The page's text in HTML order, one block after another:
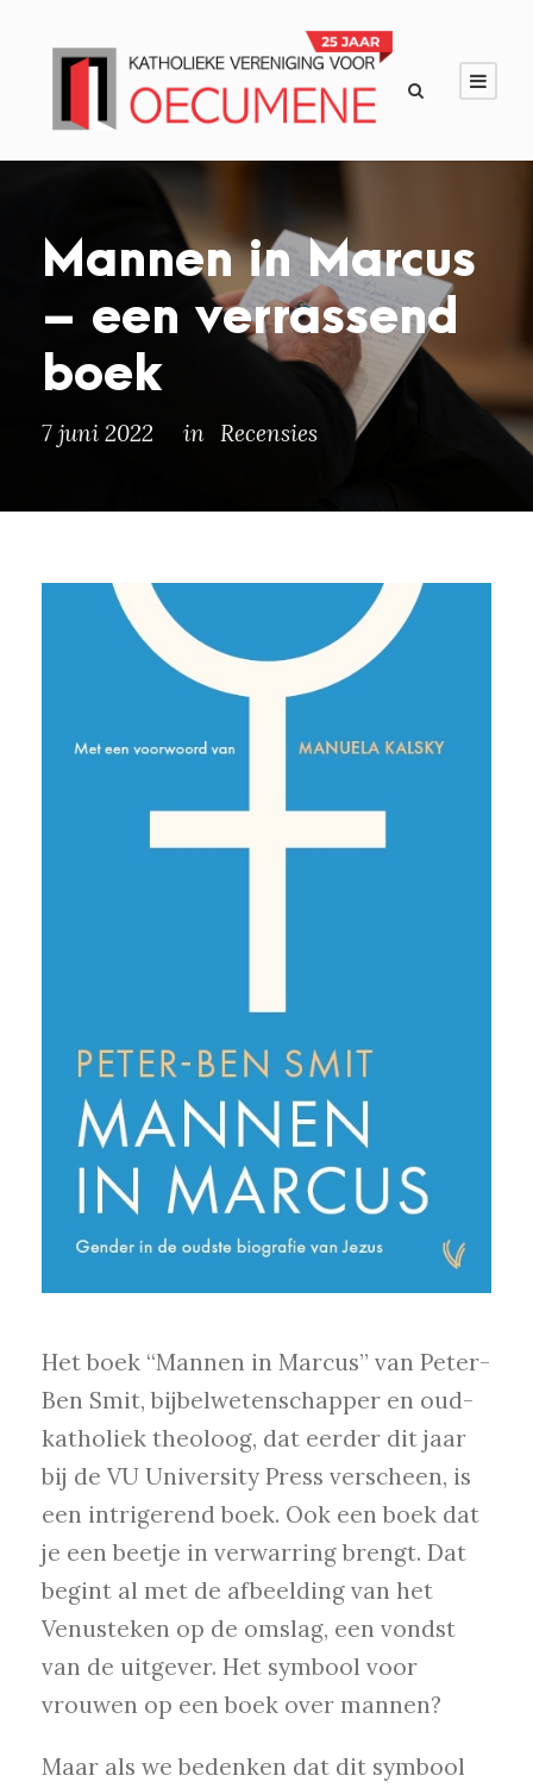
Mannen in Marcus
– een verrassend
boek
7 juni 2022 in Recensies
Het boek “Mannen in Marcus” van Peter-
Ben Smit, bijbelwetenschapper en oud-
katholiek theoloog, dat eerder dit jaar
bij de VU University Press verscheen, is
een intrigerend boek. Ook een boek dat
je een beetje in verwarring brengt. Dat
begint al met de afbeelding van het
Venusteken op de omslag, een vondst
van de uitgever. Het symbool voor
vrouwen op een boek over mannen?
Maar als we bedenken dat dit symbool